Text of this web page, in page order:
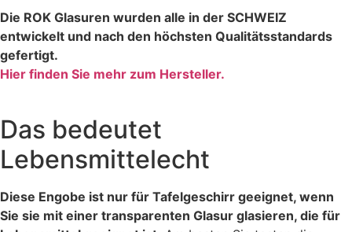
Die ROK Glasuren wurden alle in der SCHWEIZ
entwickelt und nach den höchsten Qualitätsstandards
gefertigt.
Hier finden Sie mehr zum Hersteller.
Das bedeutet
Lebensmittelecht
Diese Engobe ist nur für Tafelgeschirr geeignet, wenn
Sie sie mit einer transparenten Glasur glasieren, die für